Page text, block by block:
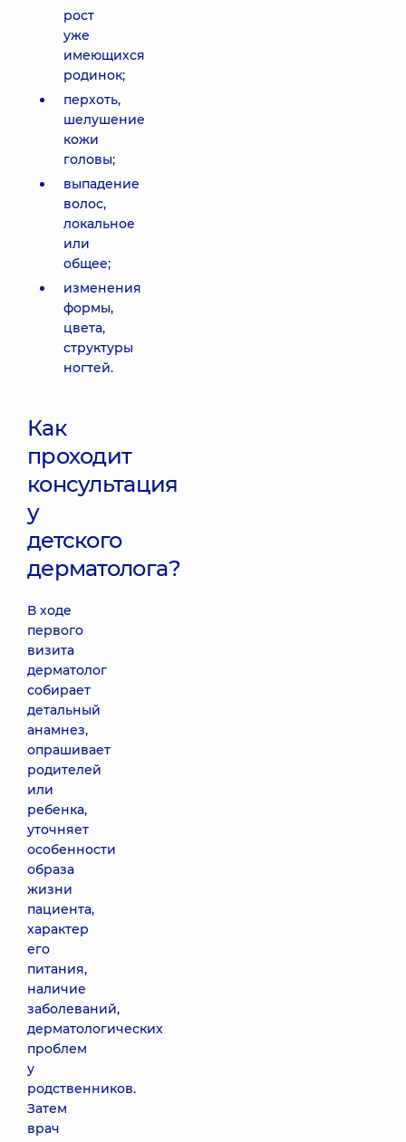
рост
уже
имеющихся
родинок;
перхоть,
шелушение
кожи
головы;
выпадение
волос,
локальное
или
общее;
изменения
формы,
цвета,
структуры
ногтей.
Как
проходит
консультация
у
детского
дерматолога?
В ходе
первого
визита
дерматолог
собирает
детальный
анамнез,
опрашивает
родителей
или
ребенка,
уточняет
особенности
образа
жизни
пациента,
характер
его
питания,
наличие
заболеваний,
дерматологических
проблем
у
родственников.
Затем
врач